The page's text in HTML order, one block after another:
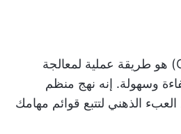
نظام إنجاز المهام (GTD) هو طريقة عملية لمعالجة
وسهولة. إنه نهج منظم
الذهني لتتبع قوائم مهامك